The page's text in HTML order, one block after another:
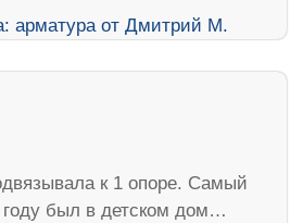
к 1 опоре. Самый
году был в детском дом…